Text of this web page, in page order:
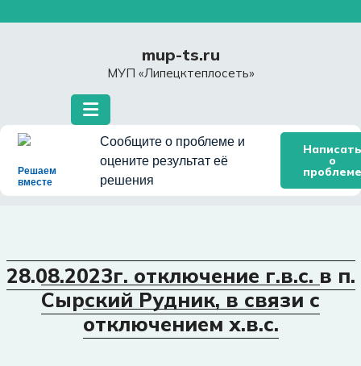
mup-ts.ru
МУП «Липецктеплосеть»
Решаем
вместе
Сообщите о проблеме и
оцените результат её
решения
Написать
о
проблеме
28.08.2023г. отключение г.в.с. в п.
Сырский Рудник, в связи с
отключением х.в.с.